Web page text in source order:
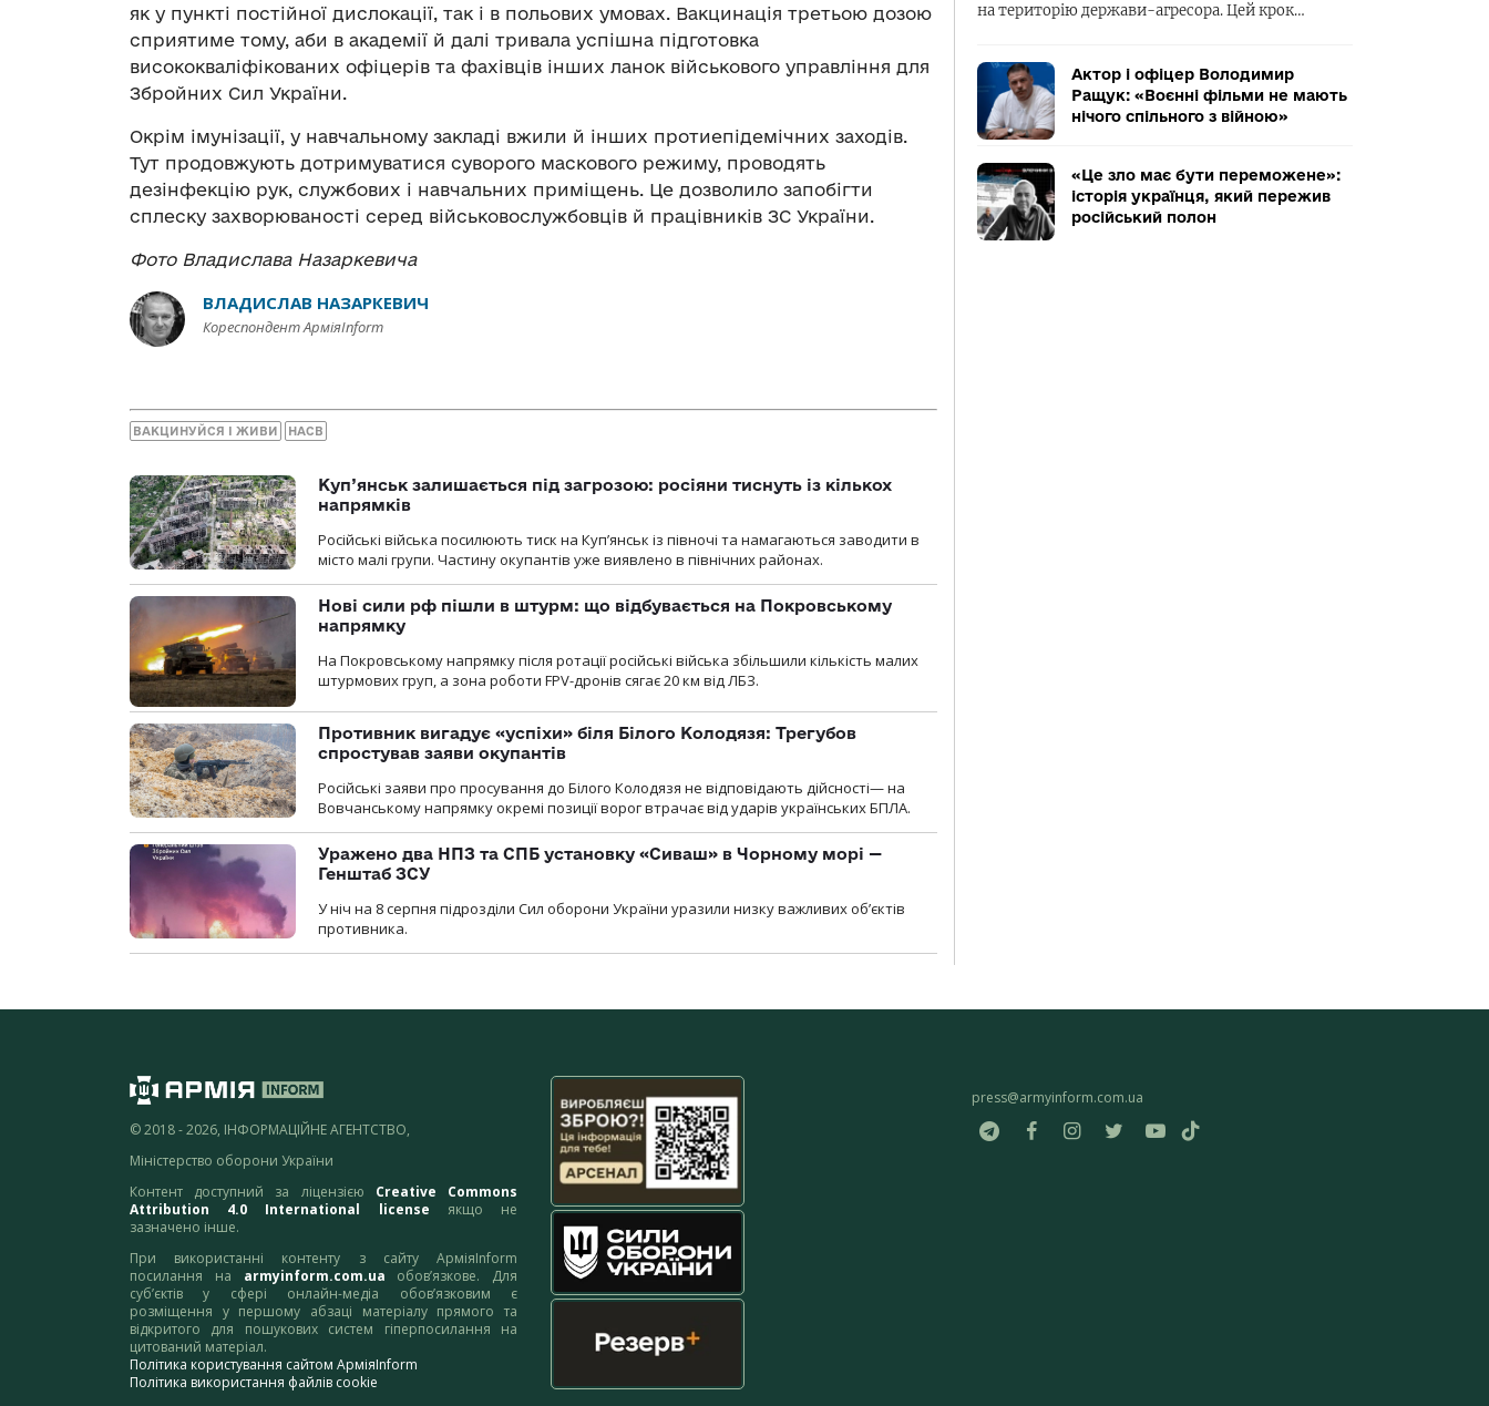
як у пункті постійної дислокації, так і в польових умовах. Вакцинація третьою дозою
сприятиме тому, аби в академії й далі тривала успішна підготовка
висококваліфікованих офіцерів та фахівців інших ланок військового управління для
Збройних Сил України.
Окрім імунізації, у навчальному закладі вжили й інших протиепідемічних заходів.
Тут продовжують дотримуватися суворого маскового режиму, проводять
дезінфекцію рук, службових і навчальних приміщень. Це дозволило запобігти
сплеску захворюваності серед військовослужбовців й працівників ЗС України.
Фото Владислава Назаркевича
ВЛАДИСЛАВ НАЗАРКЕВИЧ
Кореспондент АрміяInform
ВАКЦИНУЙСЯ І ЖИВИ НАСВ
Куп’янськ залишається під загрозою: росіяни тиснуть із кількох
напрямків
Російські війська посилюють тиск на Куп’янськ із півночі та намагаються заводити в
місто малі групи. Частину окупантів уже виявлено в північних районах.
Нові сили рф пішли в штурм: що відбувається на Покровському
напрямку
На Покровському напрямку після ротації російські війська збільшили кількість малих
штурмових груп, а зона роботи FPV-дронів сягає 20 км від ЛБЗ.
Противник вигадує «успіхи» біля Білого Колодязя: Трегубов
спростував заяви окупантів
Російські заяви про просування до Білого Колодязя не відповідають дійсності— на
Вовчанському напрямку окремі позиції ворог втрачає від ударів українських БПЛА.
Уражено два НПЗ та СПБ установку «Сиваш» в Чорному морі —
Генштаб ЗСУ
У ніч на 8 серпня підрозділи Сил оборони України уразили низку важливих об’єктів
противника.
на територію держави-агресора. Цей крок…
Актор і офіцер Володимир
Ращук: «Воєнні фільми не мають
нічого спільного з війною»
«Це зло має бути переможене»:
історія українця, який пережив
російський полон
© 2018 - 2026, ІНФОРМАЦІЙНЕ АГЕНТСТВО,
Міністерство оборони України
Контент доступний за ліцензією Creative Commons
Attribution 4.0 International license якщо не
зазначено інше.
При використанні контенту з сайту АрміяInform
посилання на armyinform.com.ua обов’язкове. Для
суб’єктів у сфері онлайн-медіа обов’язковим є
розміщення у першому абзаці матеріалу прямого та
відкритого для пошукових систем гіперпосилання на
цитований матеріал.
Політика користування сайтом АрміяInform
Політика використання файлів cookie
press@armyinform.com.ua